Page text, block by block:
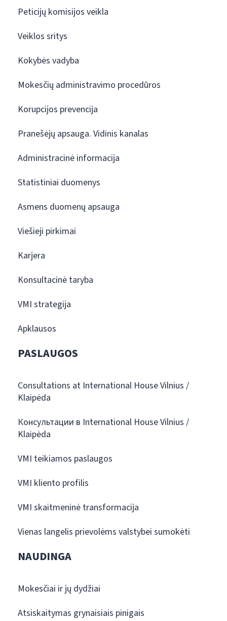
Peticijų komisijos veikla
Veiklos sritys
Kokybės vadyba
Mokesčių administravimo procedūros
Korupcijos prevencija
Pranešėjų apsauga. Vidinis kanalas
Administracinė informacija
Statistiniai duomenys
Asmens duomenų apsauga
Viešieji pirkimai
Karjera
Konsultacinė taryba
VMI strategija
Apklausos
PASLAUGOS
Consultations at International House Vilnius /
Klaipėda
Консультации в International House Vilnius /
Klaipėda
VMI teikiamos paslaugos
VMI kliento profilis
VMI skaitmeninė transformacija
Vienas langelis prievolėms valstybei sumokėti
NAUDINGA
Mokesčiai ir jų dydžiai
Atsiskaitymas grynaisiais pinigais